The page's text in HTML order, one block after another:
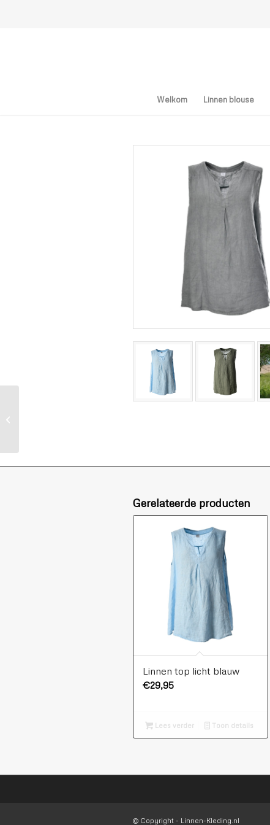
Welkom Linnen blouse
Gerelateerde producten
Linnen top licht blauw
€29,95
Lees verder Toon details
© Copyright - Linnen-Kleding.nl